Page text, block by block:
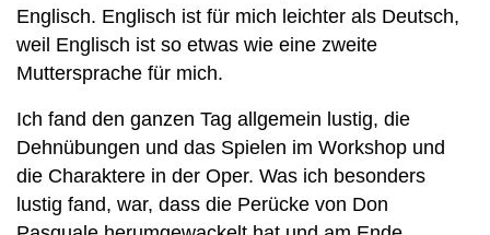
Englisch. Englisch ist für mich leichter als Deutsch,
weil Englisch ist so etwas wie eine zweite
Muttersprache für mich.
Ich fand den ganzen Tag allgemein lustig, die
Dehnübungen und das Spielen im Workshop und
die Charaktere in der Oper. Was ich besonders
lustig fand, war, dass die Perücke von Don